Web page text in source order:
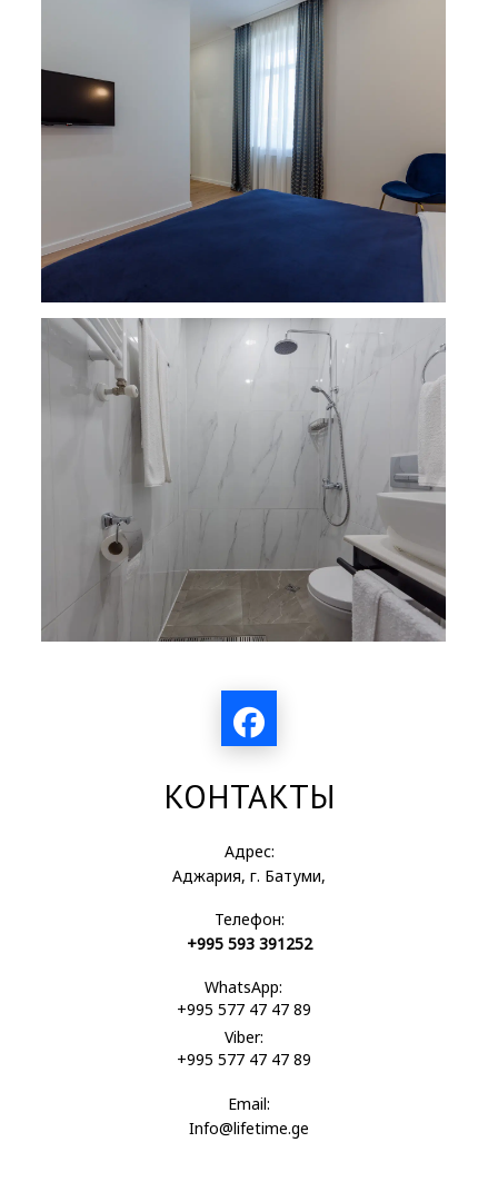
КОНТАКТЫ
Адрес:
Аджария, г. Батуми,
Телефон:
+995 593 391252
WhatsApp:
+995 577 47 47 89
Viber:
+995 577 47 47 89
Email:
Info@lifetime.ge